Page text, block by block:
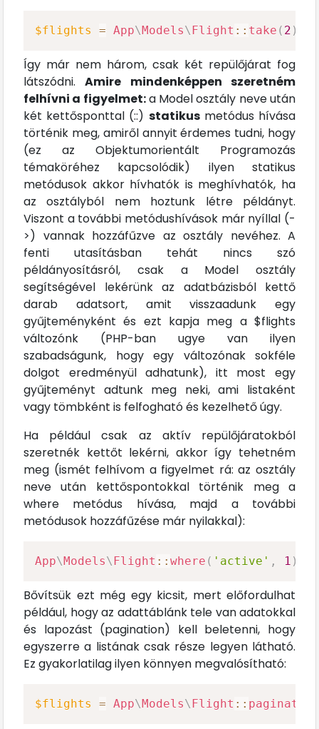
$flights = App\Models\Flight :: take ( 2 )
Így már nem három, csak két repülőjárat fog
látszódni.Amire mindenképpen szeretném
felhívni a figyelmet:a Model osztály neve után
két kettősponttal (::) statikusmetódus hívása
történik meg, amiről annyit érdemes tudni, hogy
(ez az Objektumorientált Programozás
témaköréhez kapcsolódik) ilyen statikus
metódusok akkor hívhatók is meghívhatók, ha
az osztályból nem hoztunk létre példányt.
Viszont a további metódushívások már nyíllal (-
>) vannak hozzáfűzve az osztály nevéhez. A
fenti utasításban tehát nincs szó
példányosításról, csak a Model osztály
segítségével lekérünk az adatbázisból kettő
darab adatsort, amit visszaadunk egy
gyűjteményként és ezt kapja meg a $flights
változónk (PHP-ban ugye van ilyen
szabadságunk, hogy egy változónak sokféle
dolgot eredményül adhatunk), itt most egy
gyűjteményt adtunk meg neki, ami listaként
vagy tömbként is felfogható és kezelhető úgy.
Ha például csak az aktív repülőjáratokból
szeretnék kettőt lekérni, akkor így tehetném
meg (ismét felhívom a figyelmet rá: az osztály
neve után kettőspontokkal történik meg a
where metódus hívása, majd a további
metódusok hozzáfűzése már nyilakkal):
App\Models\Flight :: where ( 'active' , 1 )
Bővítsük ezt még egy kicsit, mert előfordulhat
például, hogy az adattáblánk tele van adatokkal
és lapozást (pagination) kell beletenni, hogy
egyszerre a listának csak része legyen látható.
Ez gyakorlatilag ilyen könnyen megvalósítható:
$flights = App\Models\Flight :: paginate